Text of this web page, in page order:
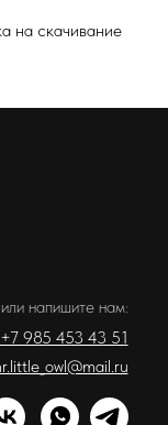
на скачивание
напишите нам:
+7 985 453 43 51